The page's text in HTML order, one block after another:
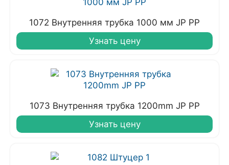
1072 Внутренняя трубка 1000 мм JP PP
Узнать цену
1073 Внутренняя трубка 1200mm JP PP
Узнать цену